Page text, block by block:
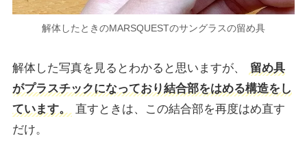
解体したときのMARSQUESTのサングラスの留め具
解体した写真を見るとわかると思いますが、
留め具
がプラスチックになっており結合部をはめる構造をし
ています。
直すときは、この結合部を再度はめ直す
だけ。